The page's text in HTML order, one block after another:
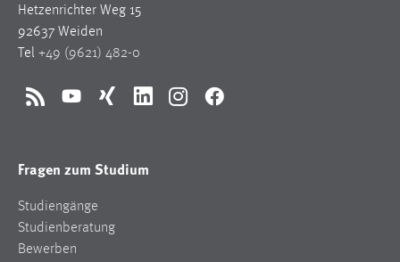
Hetzenrichter Weg 15
92637 Weiden
Tel +49 (9621) 482-0
RSS YouTubeXing LinkedInInstagramFacebook
Fragen zum Studium
Studiengänge
Studienberatung
Bewerben